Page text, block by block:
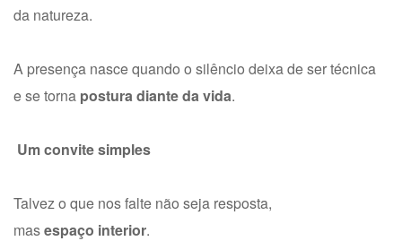
da natureza.
A presença nasce quando o silêncio deixa de ser técnica
e se torna postura diante da vida.
Um convite simples
Talvez o que nos falte não seja resposta,
masespaço interior.